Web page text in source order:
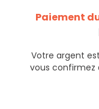
Paiement
Votre argent
vous confirmez